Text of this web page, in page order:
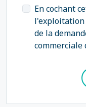
En cochant
l'exploitation
de la
commerciale